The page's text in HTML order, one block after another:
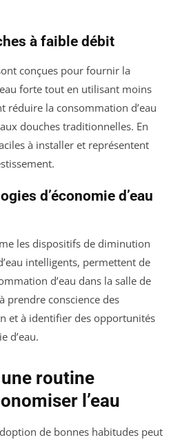
à faible débit
conçues pour fournir la
forte tout en utilisant moins
réduire la consommation d’eau
douches traditionnelles. En
à installer et représentent
d’économie d’eau
les dispositifs de diminution
intelligents, permettent de
d’eau dans la salle de
prendre conscience des
et à identifier des opportunités
d’eau.
routine
l’eau
de bonnes habitudes peut